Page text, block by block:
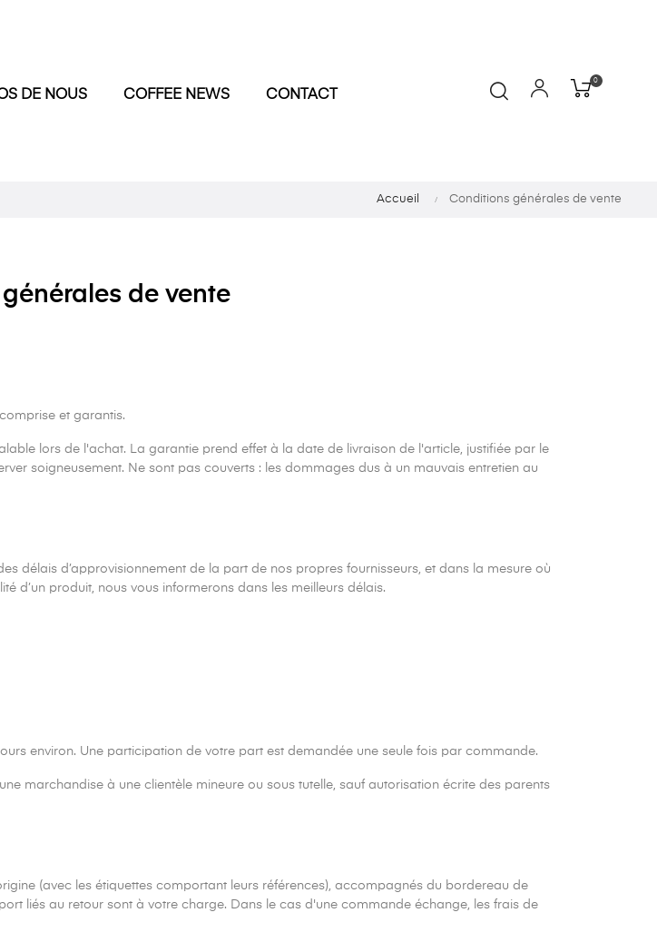
DE NOUS COFFEE NEWS CONTACT
0
Accueil Conditions générales de vente
de vente
et garantis.
lors de l'achat. La garantie prend effet à la date de livraison de l'article, justifiée par le
soigneusement. Ne sont pas couverts : les dommages dus à un mauvais entretien au
délais d’approvisionnement de la part de nos propres fournisseurs, et dans la mesure où
d’un produit, nous vous informerons dans les meilleurs délais.
environ. Une participation de votre part est demandée une seule fois par commande.
marchandise à une clientèle mineure ou sous tutelle, sauf autorisation écrite des parents
(avec les étiquettes comportant leurs références), accompagnés du bordereau de
liés au retour sont à votre charge. Dans le cas d'une commande échange, les frais de